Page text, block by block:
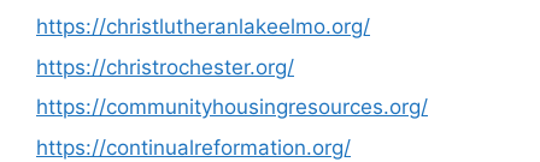
https://christlutheranlakeelmo.org/
https://christrochester.org/
https://communityhousingresources.org/
https://continualreformation.org/